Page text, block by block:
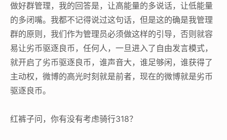
做好群管理，我的回答是，让高能量的多说话，让低能量
的多闭嘴。我都不记得说过这句话，但是这的确是我管理
群的原则，我们作为管理员必须做这样的引导，否则就容
易让劣币驱逐良币，任何人，一旦进入了自由发言模式，
就开启了劣币驱逐良币，谁声音大，谁足够闲，谁获得了
主动权，微博的高光时刻就是前者，现在的微博就是劣币
驱逐良币。
红裤子问，你有没有考虑骑行318？